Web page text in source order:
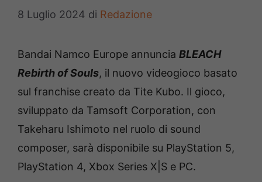
8 Luglio 2024 di Redazione
Bandai Namco Europe annuncia BLEACH
Rebirth of Souls, il nuovo videogioco basato
sul franchise creato da Tite Kubo. Il gioco,
sviluppato da Tamsoft Corporation, con
Takeharu Ishimoto nel ruolo di sound
composer, sarà disponibile su PlayStation 5,
PlayStation 4, Xbox Series X|S e PC.